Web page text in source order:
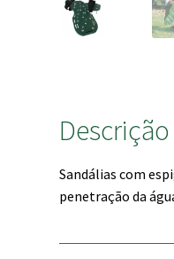
Descrição
Sandálias com
penetração da